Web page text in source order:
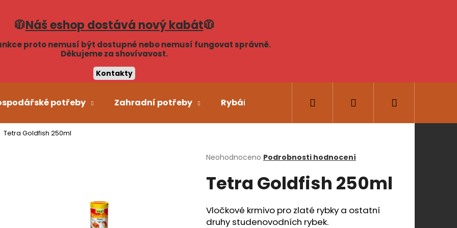
🧥Náš eshop dostává nový kabát🧥
proto nemusí být dostupné nebo nemusí fungovat správně.
Děkujeme za shovívavost.
Kontakty
potřeby Zahradní potřeby Rybářské potřeby Novinky
Přihlášení
Tetra Goldfish 250ml
Průměrné
produktu
z
5
hvězdiček.
Neohodnoceno Podrobnosti hodnocení
Tetra Goldfish 250ml
Vločkové krmivo pro zlaté rybky a ostatní
druhy studenovodních rybek.
Co potřebujete najít?
Doporučujeme